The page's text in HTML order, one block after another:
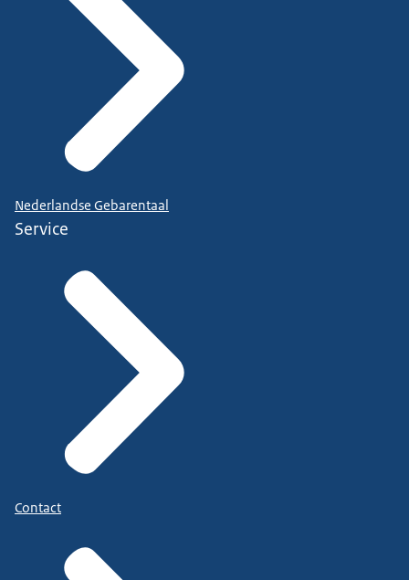
Nederlandse Gebarentaal
Service
Contact